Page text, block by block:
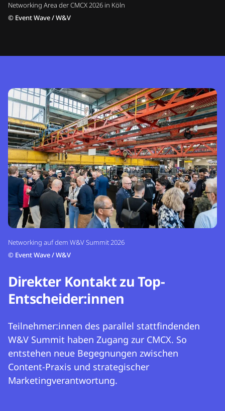
Networking Area der CMCX 2026 in Köln
© Event Wave / W&V
Networking auf dem W&V Summit 2026
© Event Wave / W&V
Direkter Kontakt zu Top-
Entscheider:innen
Teilnehmer:innen des parallel stattfindenden
W&V Summit haben Zugang zur CMCX. So
entstehen neue Begegnungen zwischen
Content-Praxis und strategischer
Marketingverantwortung.